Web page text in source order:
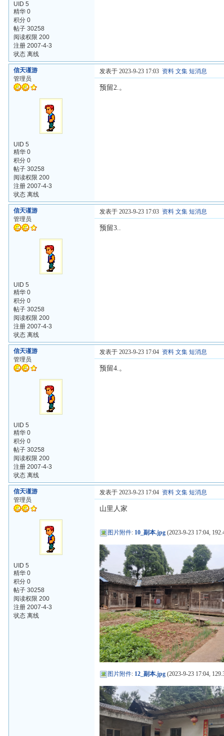
UID 5
精华 0
积分 0
帖子 30258
阅读权限 200
注册 2007-4-3
状态 离线
信天谨游
管理员
UID 5
精华 0
积分 0
帖子 30258
阅读权限 200
注册 2007-4-3
状态 离线
发表于 2023-9-23 17:03 资料 文集 短消息
预留2.。
信天谨游
管理员
UID 5
精华 0
积分 0
帖子 30258
阅读权限 200
注册 2007-4-3
状态 离线
发表于 2023-9-23 17:03 资料 文集 短消息
预留3..
信天谨游
管理员
UID 5
精华 0
积分 0
帖子 30258
阅读权限 200
注册 2007-4-3
状态 离线
发表于 2023-9-23 17:04 资料 文集 短消息
预留4.。
信天谨游
管理员
UID 5
精华 0
积分 0
帖子 30258
阅读权限 200
注册 2007-4-3
状态 离线
发表于 2023-9-23 17:04 资料 文集 短消息
山里人家
图片附件: 10_副本.jpg (2023-9-23 17:04,
图片附件: 12_副本.jpg (2023-9-23 17:04,